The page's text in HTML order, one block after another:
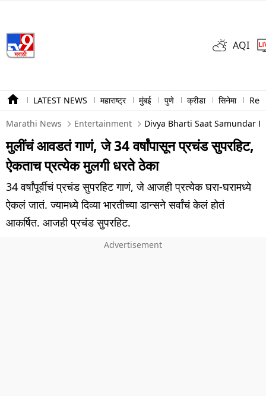
AQI
LATEST NEWS महाराष्ट्र मुंबई पुणे क्रीडा सिनेमा
Marathi News Entertainment Divya Bharti Saat Samundar
मुलींचं आवडतं गाणं, जे 34 वर्षांपासून प्रचंड सुपरहिट,
ऐकताच प्रत्येक मुलगी धरते ठेका
34 वर्षांपूर्वीचं प्रचंड सुपरहिट गाणं, जे आजही प्रत्येक घरा-घरामध्ये
ऐकलं जातं. ज्यामध्ये दिव्या भारतीच्या डान्सने सर्वांचं केलं होतं
आकर्षित. आजही प्रचंड सुपरहिट.